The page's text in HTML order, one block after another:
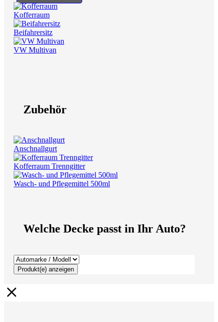
Kofferraum
Beifahrersitz
VW Multivan
Zubehör
Anschnallgurt
Kofferraum Trenngitter
Wasch- und Pflegemittel 500ml
Welche Decke passt in Ihr Auto?
Produkt(e) anzeigen